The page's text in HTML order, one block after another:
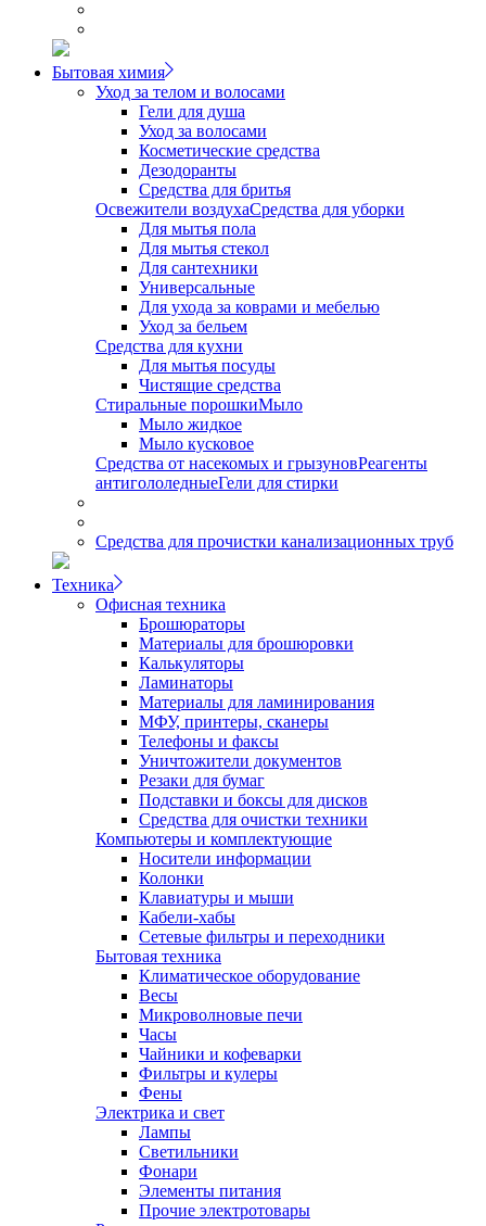
Бытовая химия
Уход за телом и волосами
Гели для душа
Уход за волосами
Косметические средства
Дезодоранты
Средства для бритья
Освежители воздухаСредства для уборки
Для мытья пола
Для мытья стекол
Для сантехники
Универсальные
Для ухода за коврами и мебелью
Уход за бельем
Средства для кухни
Для мытья посуды
Чистящие средства
Стиральные порошкиМыло
Мыло жидкое
Мыло кусковое
Средства от насекомых и грызуновРеагенты
антигололедныеГели для стирки
Средства для прочистки канализационных труб
Техника
Офисная техника
Брошюраторы
Материалы для брошюровки
Калькуляторы
Ламинаторы
Материалы для ламинирования
МФУ, принтеры, сканеры
Телефоны и факсы
Уничтожители документов
Резаки для бумаг
Подставки и боксы для дисков
Средства для очистки техники
Компьютеры и комплектующие
Носители информации
Колонки
Клавиатуры и мыши
Кабели-хабы
Сетевые фильтры и переходники
Бытовая техника
Климатическое оборудование
Весы
Микроволновые печи
Часы
Чайники и кофеварки
Фильтры и кулеры
Фены
Электрика и свет
Лампы
Светильники
Фонари
Элементы питания
Прочие электротовары